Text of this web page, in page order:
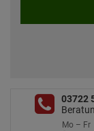
03722
Mo – Fr